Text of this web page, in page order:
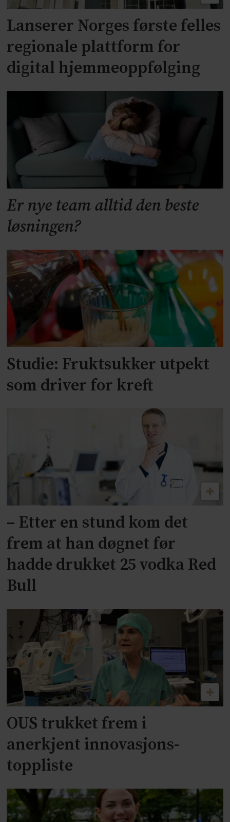
Lanserer Norges første felles
regionale plattform for
digital hjemmeoppfølging
Er nye team alltid den beste
løsningen?
Studie: Fruktsukker utpekt
som driver for kreft
– Etter en stund kom det
frem at han døgnet før
hadde drukket 25 vodka Red
Bull
OUS trukket frem i
anerkjent innovasjons-
toppliste